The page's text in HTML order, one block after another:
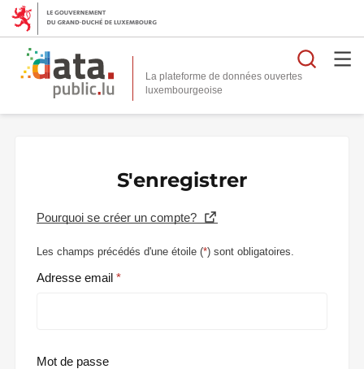
La plateforme de données ouvertes
S'enregistrer
Pourquoi se créer un compte?
Les champs précédés d'une étoile (*) sont obligatoires.
Adresse email
Mot de passe